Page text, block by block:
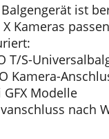
ist
Kameras
T/S-
Kamera-
GFX Modelle
nach